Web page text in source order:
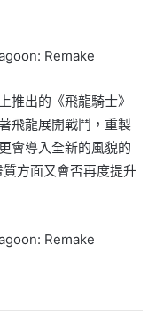
推出的《飛龍騎士》
飛龍展開戰鬥，重製
會導入全新的風貌的
方面又會否再度提升